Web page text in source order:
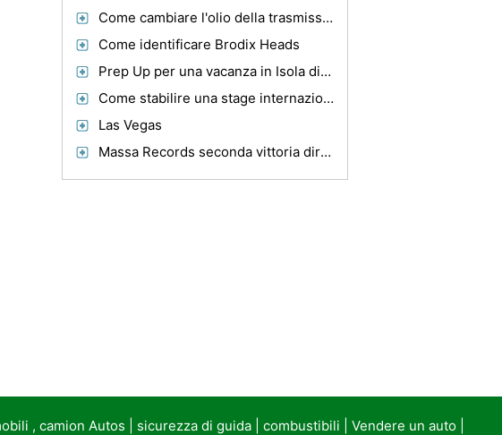
Come cambiare l'olio della trasmissione in una Hyundai Accent 2006
Come identificare Brodix Heads
Prep Up per una vacanza in Isola di Rodi o una vacanza a Rodi in Grecia
Come stabilire una stage internazionale
Las Vegas
Massa Records seconda vittoria diritta
, camion Autos sicurezza di guida| combustibili Vendere un auto|